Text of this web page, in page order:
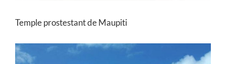
Temple prostestant de Maupiti